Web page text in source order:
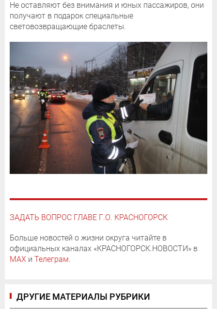
Не оставляют без внимания и юных пассажиров, они
получают в подарок специальные
световозвращающие браслеты.
ЗАДАТЬ ВОПРОС ГЛАВЕ Г.О. КРАСНОГОРСК
Больше новостей о жизни округа читайте в
официальных каналах «КРАСНОГОРСК.НОВОСТИ» в
MAX и Телеграм.
ДРУГИЕ МАТЕРИАЛЫ РУБРИКИ